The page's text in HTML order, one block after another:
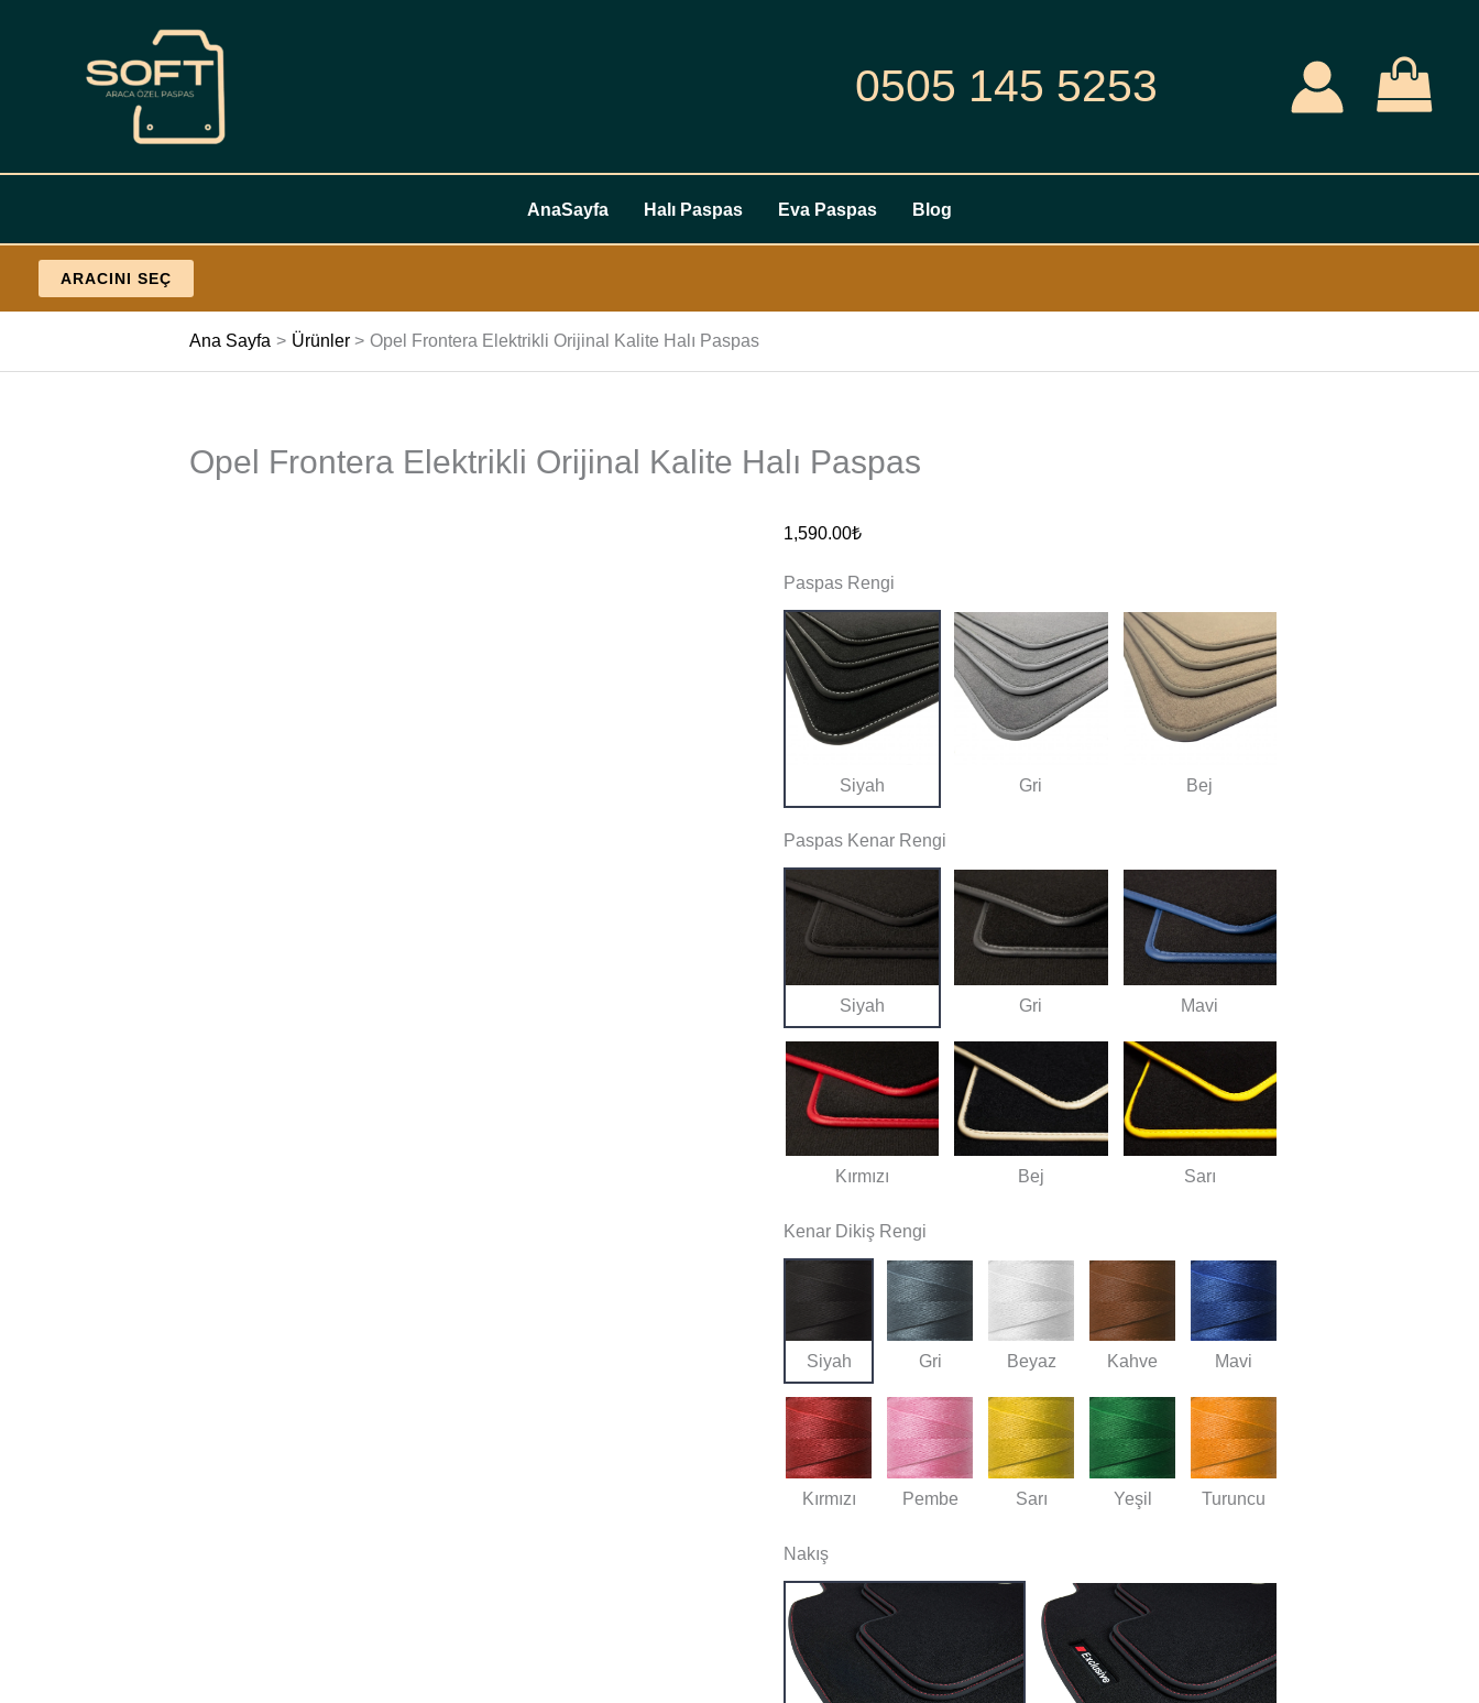
0505 145 5253
AnaSayfa Halı Paspas Eva Paspas Blog
ARACINI SEÇ
Ana Sayfa Ürünler Opel Frontera Elektrikli Orijinal Kalite Halı Paspas
Opel Frontera Elektrikli Orijinal Kalite Halı Paspas
1,590.00₺
Paspas Rengi
Siyah Gri Bej
Paspas Kenar Rengi
Siyah Gri Mavi
Kırmızı Bej Sarı
Kenar Dikiş Rengi
Siyah Gri Beyaz Kahve Mavi
Kırmızı Pembe Sarı Yeşil Turuncu
Nakış
Opel
Kalite
Halı
Paspas
adet